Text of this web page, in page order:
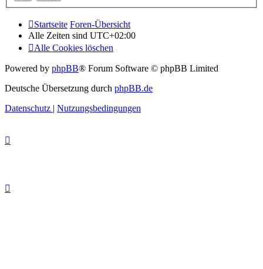
Startseite Foren-Übersicht
Alle Zeiten sind UTC+02:00
Alle Cookies löschen
Powered by phpBB® Forum Software © phpBB Limited
Deutsche Übersetzung durch phpBB.de
Datenschutz | Nutzungsbedingungen